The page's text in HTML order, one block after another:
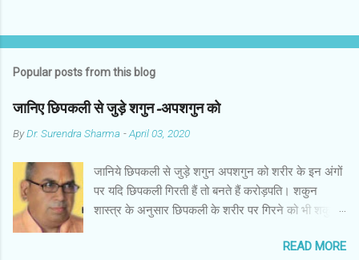
Popular posts from this blog
जानिए छिपकली से जुड़े शगुन-अपशगुन को
ByDr. Surendra Sharma -April 03, 2020
जानिये छिपकली से जुड़े शगुन अपशगुन को शरीर के इन अंगों
पर यदि छिपकली गिरती हैं तो बनते हैं करोड़पति। शकुन
शास्त्र के अनुसार छिपकली के शरीर पर गिरने को भी शकुन/
पाई जाती है, एक जंगली और एक घरेलू। छिपकली की जंगली
READ MORE